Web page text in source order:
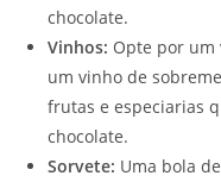
chocolate.
Vinhos: Opte por um
um vinho de
frutas e especiarias
chocolate.
Sorvete: Uma bola